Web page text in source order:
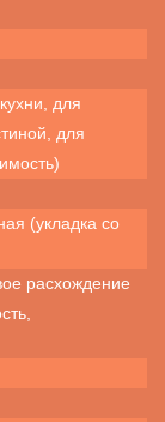
для
для
(укладка со
расхождение